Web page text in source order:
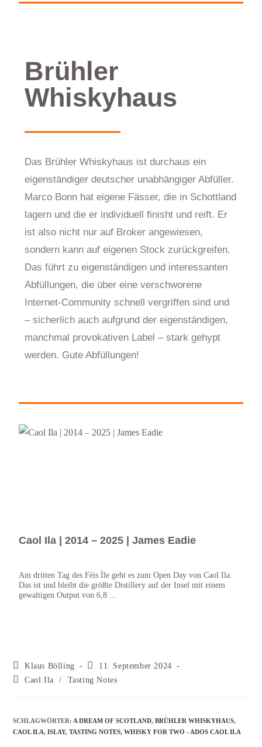
Brühler
Whiskyhaus
Das Brühler Whiskyhaus ist durchaus ein
eigenständiger deutscher unabhängiger Abfüller.
Marco Bonn hat eigene Fässer, die in Schottland
lagern und die er individuell finisht und reift. Er
ist also nicht nur auf Broker angewiesen,
sondern kann auf eigenen Stock zurückgreifen.
Das führt zu eigenständigen und interessanten
Abfüllungen, die über eine verschworene
Internet-Community schnell vergriffen sind und
– sicherlich auch aufgrund der eigenständigen,
manchmal provokativen Label – stark gehypt
werden. Gute Abfüllungen!
Caol Ila | 2014 – 2025 | James Eadie
Am dritten Tag des Fèis Ìle geht es zum Open Day von Caol Ila.
Das ist und bleibt die größte Distillery auf der Insel mit einem
gewaltigen Output von 6,8 ...
Klaus Bölling
11. September 2024
Caol Ila
/ Tasting Notes
SCHLAGWÖRTER: A DREAM OF SCOTLAND, BRÜHLER WHISKYHAUS,
CAOL ILA, ISLAY, TASTING NOTES, WHISKY FOR TWO - ADOS CAOL ILA